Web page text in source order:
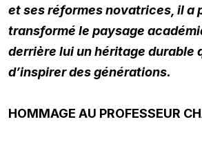
et ses réformes novatrices, il a
transformé le paysage
derrière lui un héritage durable
d’inspirer des générations.
HOMMAGE AU PROFESSEUR